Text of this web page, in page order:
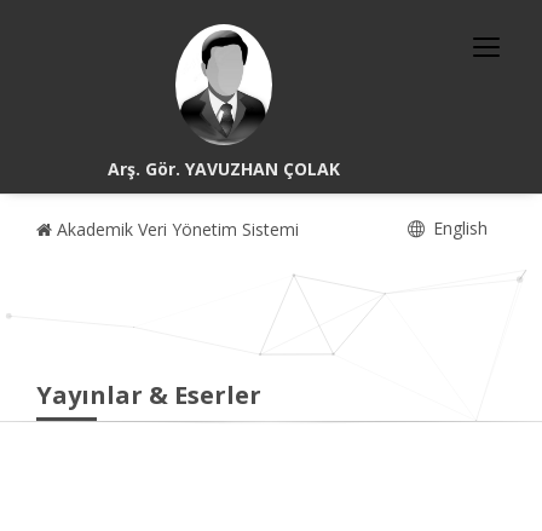
Arş. Gör. YAVUZHAN ÇOLAK
Akademik Veri Yönetim Sistemi English
Yayınlar & Eserler